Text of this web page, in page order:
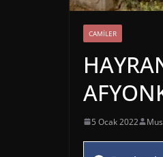
CAMILER
5 Ocak 2022